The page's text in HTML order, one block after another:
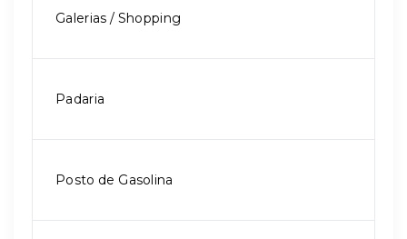
Galerias / Shopping
Padaria
Posto de Gasolina